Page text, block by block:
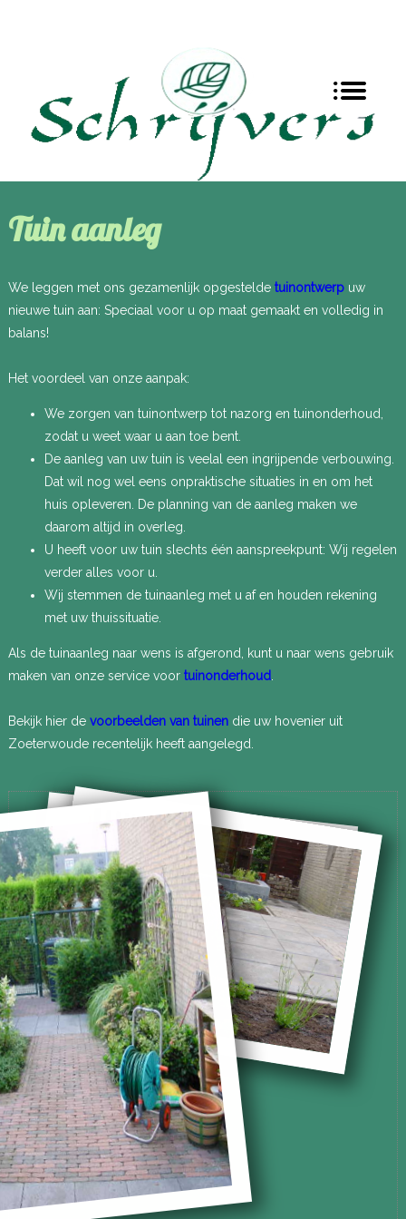
Tuin aanleg
We leggen met ons gezamenlijk opgestelde tuinontwerpuw
nieuwe tuin aan: Speciaal voor u op maat gemaakt en volledig in
balans!
Het voordeel van onze aanpak:
We zorgen van tuinontwerp tot nazorg en tuinonderhoud,
zodat u weet waar u aan toe bent.
De aanleg van uw tuin is veelal een ingrijpende verbouwing.
Dat wil nog wel eens onpraktische situaties in en om het
huis opleveren. De planning van de aanleg maken we
daarom altijd in overleg.
U heeft voor uw tuin slechts één aanspreekpunt: Wij regelen
verder alles voor u.
Wij stemmen de tuinaanleg met u af en houden rekening
met uw thuissituatie.
Als de tuinaanleg naar wens is afgerond, kunt u naar wens gebruik
maken van onze service voor tuinonderhoud
Bekijk hier de voorbeelden van tuinendie uw hovenier uit
Zoeterwoude recentelijk heeft aangelegd.